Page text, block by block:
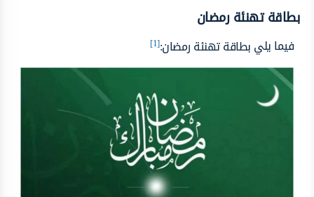
بطاقة تهنئة رمضان
فيما يليبطاقة تهنئة رمضان:[1]